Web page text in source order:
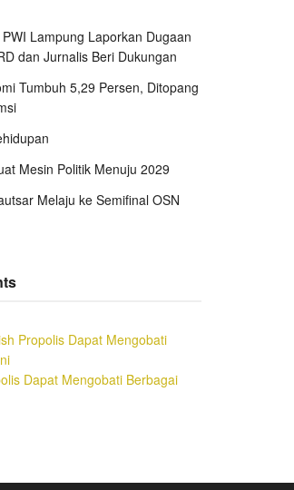
Lampung Laporkan Dugaan
dan Jurnalis Beri Dukungan
Tumbuh 5,29 Persen, Ditopang
Mesin Politik Menuju 2029
Melaju ke Semifinal OSN
Propolis Dapat Mengobati
Dapat Mengobati Berbagai